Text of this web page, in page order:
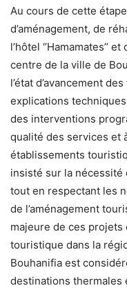
Au cours de cette
d’aménagement, de
l’hôtel ‘’Hamamates’’
centre de la ville de
l’état d’avancement
explications
des interventions
qualité des services et
établissements
insisté sur la nécessité
tout en respectant les
de l’aménagement
majeure de ces projets
touristique dans la
Bouhanifia est
destinations thermales